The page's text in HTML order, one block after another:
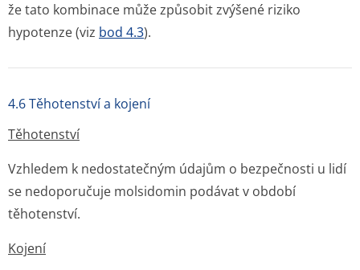
že tato kombinace může způsobit zvýšené riziko
hypotenze (viz bod 4.3).
4.6 Těhotenství a kojení
Těhotenství
Vzhledem k nedostatečným údajům o bezpečnosti u lidí
se nedoporučuje molsidomin podávat v období
těhotenství.
Kojení